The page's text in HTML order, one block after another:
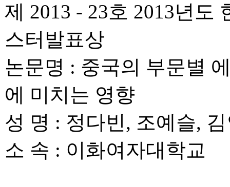
제 2013 - 23호 2013년도
스터발표상
논문명 : 중국의 부문별
에 미치는 영향
성 명 : 정다빈, 조예슬,
소 속 : 이화여자대학교